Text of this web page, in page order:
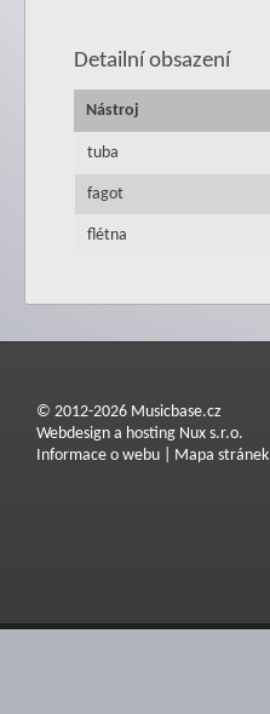
Detailní obsazení
Nástroj
tuba
fagot
flétna
© 2012-2026 Musicbase.cz
Webdesign a hosting Nux s.r.o.
Informace o webu
Mapa stránek